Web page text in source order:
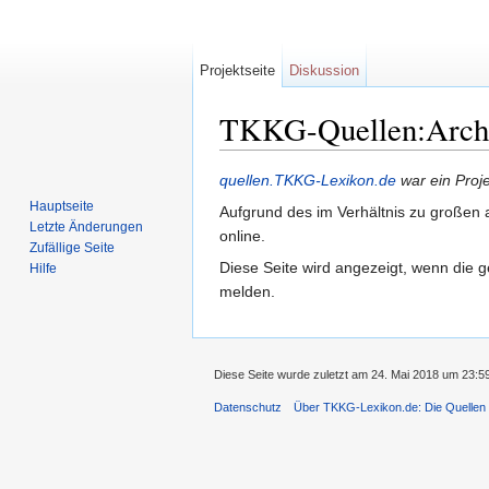
TKKG-
quellen.TKKG-Lexikon.de war ein
Aufgrund des im Verhältnis zu großen
online.
Diese Seite wird angezeigt, wenn die
melden.
Projektseite Diskussion
Hauptseite
Letzte Änderungen
Zufällige Seite
Hilfe
Diese Seite wurde zuletzt am 24. Mai 2018 um
Datenschutz Über TKKG-Lexikon.de: Die